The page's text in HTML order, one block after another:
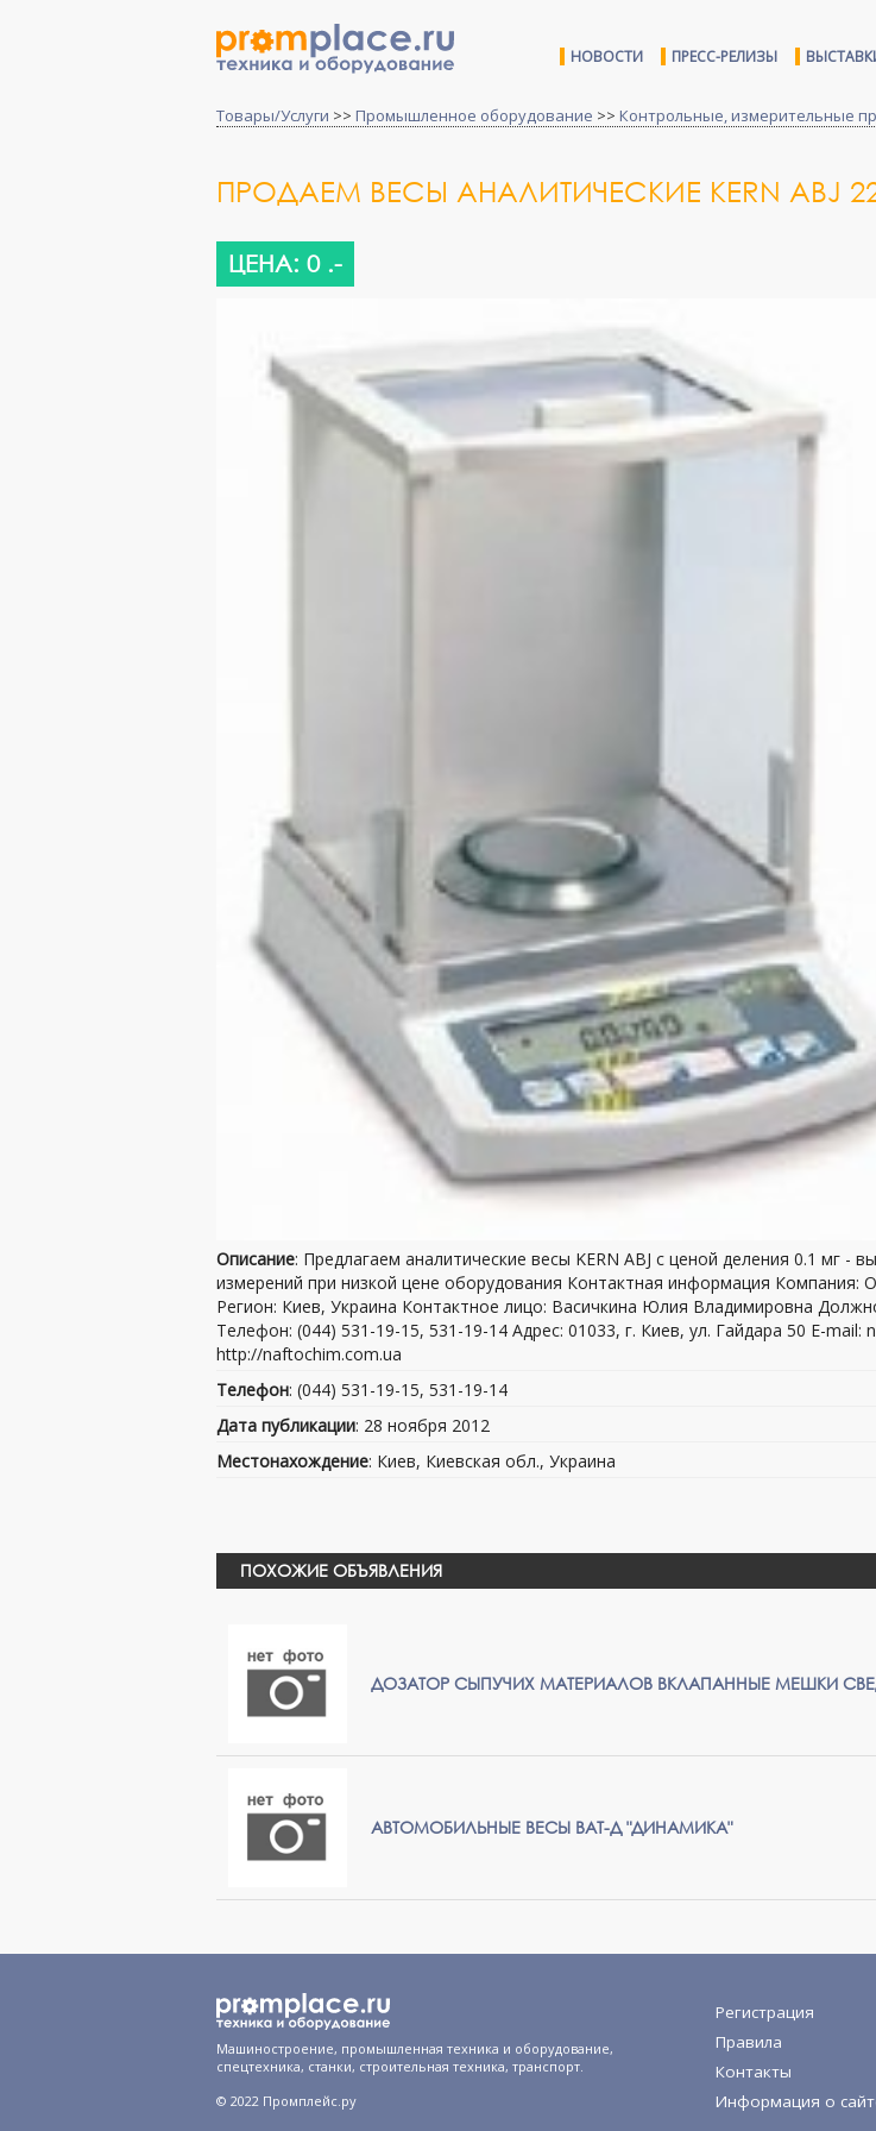
НОВОСТИ ПРЕСС-РЕЛИЗЫ
Товары/Услуги >> Промышленное оборудование >> Контрольные, измерительные
ПРОДАЕМ ВЕСЫ АНАЛИТИЧЕСКИЕ KERN ABJ
ЦЕНА: 0 .-
Описание: Предлагаем аналитические весы KERN ABJ с ценой деления 0.1 мг -
измерений при низкой цене оборудования Контактная информация Компания:
Регион: Киев, Украина Контактное лицо: Васичкина Юлия Владимировна
Телефон: (044) 531-19-15, 531-19-14 Адрес: 01033, г. Киев, ул. Гайдара 50 E-mail:
http://naftochim.com.ua
Телефон: (044) 531-19-15, 531-19-14
Дата публикации: 28 ноября 2012
Местонахождение: Киев, Киевская обл., Украина
ПОХОЖИЕ ОБЪЯВЛЕНИЯ
ДОЗАТОР СЫПУЧИХ МАТЕРИАЛОВ ВКЛАПАННЫЕ МЕШКИ
АВТОМОБИЛЬНЫЕ ВЕСЫ ВАТ-Д "ДИНАМИКА"
Машиностроение, промышленная техника и оборудование,
спецтехника, станки, строительная техника, транспорт.
© 2022 Промплейс.ру
Регистрация
Правила
Контакты
Информация о